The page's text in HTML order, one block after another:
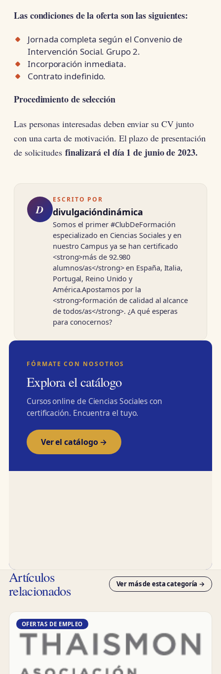
Las condiciones de la oferta son las siguientes:
Jornada completa según el Convenio de
Intervención Social. Grupo 2.
Incorporación inmediata.
Contrato indefinido.
Procedimiento de selección
Las personas interesadas deben enviar su CV junto
con una carta de motivación. El plazo de presentación
de solicitudes finalizará el día 1 de junio de 2023.
D
ESCRITO POR
divulgacióndinámica
Somos el primer #ClubDeFormación
especializado en Ciencias Sociales y en
nuestro Campus ya se han certificado
<strong>más de 92.980
alumnos/as</strong> en España, Italia,
Portugal, Reino Unido y
América.Apostamos por la
<strong>formación de calidad al alcance
de todos/as</strong>. ¿A qué esperas
para conocernos?
FÓRMATE CON NOSOTROS
Explora el catálogo
Cursos online de Ciencias Sociales con
certificación. Encuentra el tuyo.
Ver el catálogo →
Artículos
relacionados Ver más de esta categoría →
OFERTAS DE EMPLEO